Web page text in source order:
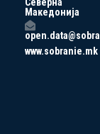
Македонија
www.sobranie.mk